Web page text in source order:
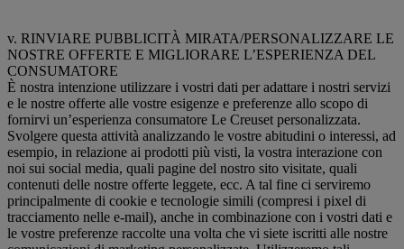
v. RINVIARE PUBBLICITÀ MIRATA/PERSONALIZZARE LE
NOSTRE OFFERTE E MIGLIORARE L’ESPERIENZA DEL
CONSUMATORE
È nostra intenzione utilizzare i vostri dati per adattare i nostri servizi
e le nostre offerte alle vostre esigenze e preferenze allo scopo di
fornirvi un’esperienza consumatore Le Creuset personalizzata.
Svolgere questa attività analizzando le vostre abitudini o interessi, ad
esempio, in relazione ai prodotti più visti, la vostra interazione con
noi sui social media, quali pagine del nostro sito visitate, quali
contenuti delle nostre offerte leggete, ecc. A tal fine ci serviremo
principalmente di cookie e tecnologie simili (compresi i pixel di
tracciamento nelle e-mail), anche in combinazione con i vostri dati e
le vostre preferenze raccolte una volta che vi siete iscritti alle nostre